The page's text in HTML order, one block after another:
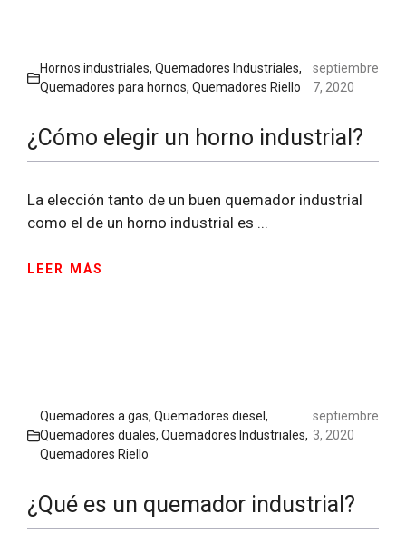
Hornos industriales, Quemadores Industriales,
Quemadores para hornos, Quemadores Riello
septiembre
7, 2020
¿Cómo elegir un horno industrial?
La elección tanto de un buen quemador industrial
como el de un horno industrial es ...
LEER MÁS
Quemadores a gas, Quemadores diesel ,
Quemadores duales, Quemadores Industriales,
Quemadores Riello
septiembre
3, 2020
¿Qué es un quemador industrial?